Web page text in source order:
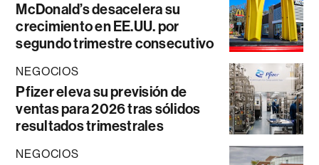
McDonald’s desacelera su
crecimiento en EE.UU. por
segundo trimestre consecutivo
NEGOCIOS
Pfizer eleva su previsión de
ventas para 2026 tras sólidos
resultados trimestrales
NEGOCIOS